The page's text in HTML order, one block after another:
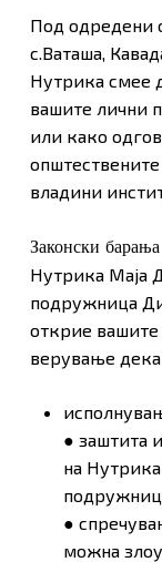
Под одредени
с.Ваташа,
Нутрика смее
вашите лични
или како
владини
Законски барања
Нутрика Маја
подружница
открие
верување дека
● заштита
на
●
можна